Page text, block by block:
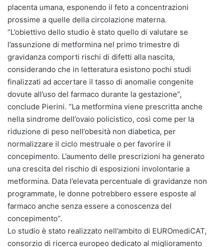
placenta umana, esponendo il feto a concentrazioni
prossime a quelle della circolazione materna.
“L’obiettivo dello studio è stato quello di valutare se
l’assunzione di metformina nel primo trimestre di
gravidanza comporti rischi di difetti alla nascita,
considerando che in letteratura esistono pochi studi
finalizzati ad accertare il tasso di anomalie congenite
dovute all’uso del farmaco durante la gestazione”,
conclude Pierini. “La metformina viene prescritta anche
nella sindrome dell’ovaio policistico, così come per la
riduzione di peso nell’obesità non diabetica, per
normalizzare il ciclo mestruale o per favorire il
concepimento. L’aumento delle prescrizioni ha generato
una crescita del rischio di esposizioni involontarie a
metformina. Data l’elevata percentuale di gravidanze non
programmate, le donne potrebbero essere esposte al
farmaco anche senza essere a conoscenza del
concepimento”.
Lo studio è stato realizzato nell’ambito di EUROmediCAT,
consorzio di ricerca europeo dedicato al miglioramento